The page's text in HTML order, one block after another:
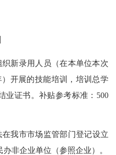
新录用人员（在本单位本次
）开展的技能培训，培训总学
业证书。补贴参考标准： 500
在我市市场监管部门登记设立
非企业单位（参照企业）。